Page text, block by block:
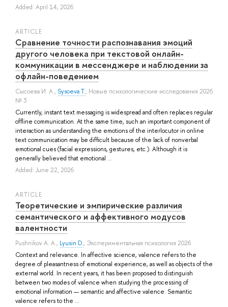
Added: April 14, 2026
ARTICLE
Сравнение точности распознавания эмоций
другого человека при текстовой онлайн-
коммуникации в мессенджере и наблюдении за
офлайн-поведением
Сысоева И. А., Sysoeva T., Новые психологические исследования 2026
№ 3
Currently, instant text messaging is widespread and often replaces regular
offline communication. At the same time, such an important component of
interaction as understanding the emotions of the interlocutor in online
text communication may be difficult because of the lack of nonverbal
emotional cues (facial expressions, gestures, etc.). Although it is
generally believed that emotional ...
Added: June 22, 2026
ARTICLE
Теоретические и эмпирические различия
семантического и аффективного модусов
валентности
Pushnikov A. A., Lyusin D., Экспериментальная психология 2026
Context and relevance. In affective science, valence refers to the
degree of pleasantness of emotional experience, as well as objects of the
external world. In recent years, it has been proposed to distinguish
between two modes of valence when studying the processing of
emotional information — semantic and affective valence. Semantic
valence refers to the ...